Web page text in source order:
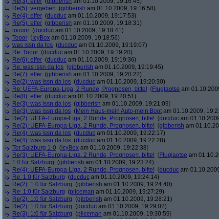
Re(5): vergeben (gibberish am 01.10.2009, 19:16:58)
Re(4): elfer (ducduc am 01.10.2009, 19:17:53)
Re(5): elfer (gibberish am 01.10.2009, 19:18:31)
toooor (ducduc am 01.10.2009, 19:18:41)
Tooor ( IcyBox am 01.10.2009, 19:18:56)
was issn da los (ducduc am 01.10.2009, 19:19:07)
Re: Tooor (ducduc am 01.10.2009, 19:19:20)
Re(6): elfer (ducduc am 01.10.2009, 19:19:36)
Re: was issn da los (gibberish am 01.10.2009, 19:19:45)
Re(7): elfer (gibberish am 01.10.2009, 19:20:22)
Re(2): was issn da los (ducduc am 01.10.2009, 19:20:30)
Re: UEFA-Europa-Liga, 2 Runde, Prognosen, bitte! (Fluglaotse am
Re(8): elfer (ducduc am 01.10.2009, 19:20:51)
Re(3): was issn da los (gibberish am 01.10.2009, 19:21:09)
Re(3): was issn da los (Mein Haus-mein Auto-mein Boot am 01.10.2009,
Re(2): UEFA-Europa-Liga, 2 Runde, Prognosen, bitte! (ducduc am
Re(2): UEFA-Europa-Liga, 2 Runde, Prognosen, bitte! (gibberish am
Re(4): was issn da los (ducduc am 01.10.2009, 19:22:17)
Re(4): was issn da los (ducduc am 01.10.2009, 19:22:28)
Tor Salzburg 1-0 ( IcyBox am 01.10.2009, 19:22:38)
Re(3): UEFA-Europa-Liga, 2 Runde, Prognosen, bitte! (Fluglaotse am
1:0 für Salzburg (gibberish am 01.10.2009, 19:23:24)
Re(4): UEFA-Europa-Liga, 2 Runde, Prognosen, bitte! (ducduc am
Re: 1:0 für Salzburg (ducduc am 01.10.2009, 19:24:14)
Re(2): 1:0 für Salzburg (gibberish am 01.10.2009, 19:24:40)
Re: 1:0 für Salzburg (piiceman am 01.10.2009, 19:27:29)
Re(2): 1:0 für Salzburg (gibberish am 01.10.2009, 19:28:21)
Re(2): 1:0 für Salzburg (ducduc am 01.10.2009, 19:29:02)
Re(3): 1:0 für Salzburg (piiceman am 01.10.2009, 19:30:59)